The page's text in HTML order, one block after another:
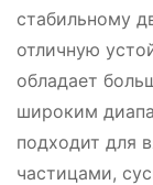
стабильному
отличную
обладает
широким
подходит для
частицами,